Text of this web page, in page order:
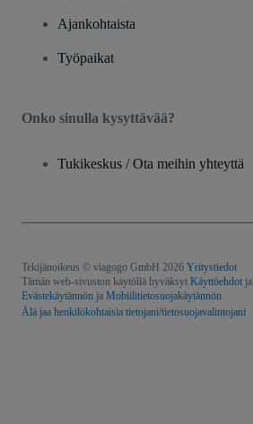
Ajankohtaista
Työpaikat
Onko sinulla kysyttävää?
Tukikeskus / Ota meihin yhteyttä
Tekijänoikeus © viagogo GmbH 2026 Yritystiedot
Tämän web-sivuston käytöllä hyväksyt Käyttöehdot ja
Evästekäytännön ja Mobiilitietosuojakäytännön
Älä jaa henkilökohtaisia tietojani/tietosuojavalintojani